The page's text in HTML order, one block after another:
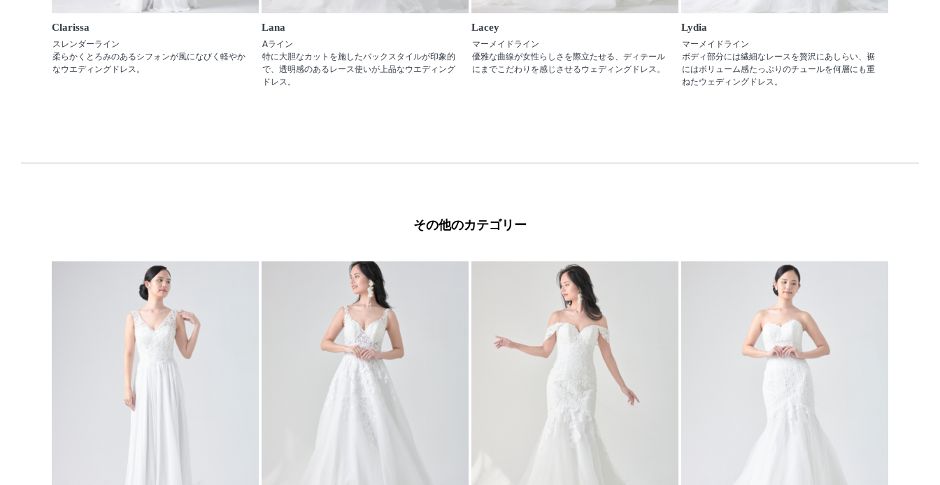
Clarissa
スレンダーライン
柔らかくとろみのあるシフォンが風になびく軽やか
なウエディングドレス。
Lana
Aライン
特に大胆なカットを施したバックスタイルが印象的
で、透明感のあるレース使いが上品なウエディング
ドレス。
Lacey
マーメイドライン
優雅な曲線が女性らしさを際立たせる、ディテール
にまでこだわりを感じさせるウェディングドレス。
Lydia
マーメイドライン
ボディ部分には繊細なレースを贅沢にあしらい、裾
にはボリューム感たっぷりのチュールを何層にも重
ねたウェディングドレス。
その他のカテゴリー